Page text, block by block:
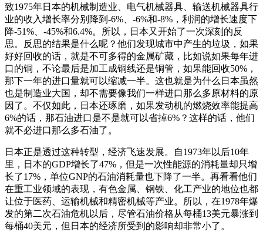
致1975年日本的机械制造业、电气机械器具、输送机械器具行
业的收入增长率分别降到-6%、-6%和-8%，利润的增长速度下
降-51%、-45%和6.4%。所以，日本又开始了一次深刻的反
思。反思的结果是什么呢？他们发现城市中产生的垃圾，如果
好好回收的话，就是不可多得的金属矿藏，比如说如果每年进
口的铜，不论最后是加工成铜线还是铜管，如果能回收50%，
那下一年的进口量就可以缩减一半。这也就是为什么日本虽然
也是制造业大国，却不需要像我们一样进口那么多原材料的原
因了。不仅如此，日本还琢磨，如果发动机的燃烧效率能提高
6%的话，那石油进口是不是就可以省掉6%？这样的话，他们
就不必进口那么多石油了。
日本正是透过这种转型，经济飞速发展。自1973年以后10年
里，日本的GDP增长了47%，但是一次性能源的消耗量却只增
长了17%，单位GNP的石油消耗量也下降了一半。再看看他们
在重工业领域的表现，有色金属、钢铁、化工产业的地位也都
让位于医药、运输机械和精密机械等产业。所以，在1978年爆
发的第二次石油危机以后，尽管石油价格从每桶13美元暴涨到
每桶40美元，但日本的经济所受到的影响却非常小了。